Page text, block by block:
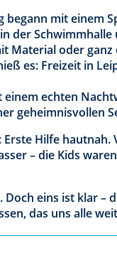
begann mit einem
der
Material oder
es: Freizeit in
echten
geheimnisvollen
Hilfe
– die Kids
eins ist klar –
das uns alle